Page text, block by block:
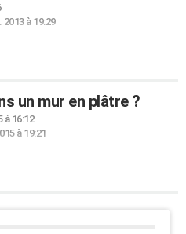
à 19:29
un mur en plâtre ?
à 16:12
à 19:21